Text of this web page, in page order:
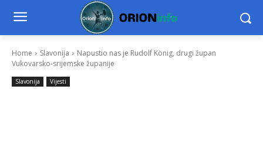
Home Slavonija
Napustio nas je Rudolf König, drugi župan
Vukovarsko-srijemske županije
Slavonija Vijesti